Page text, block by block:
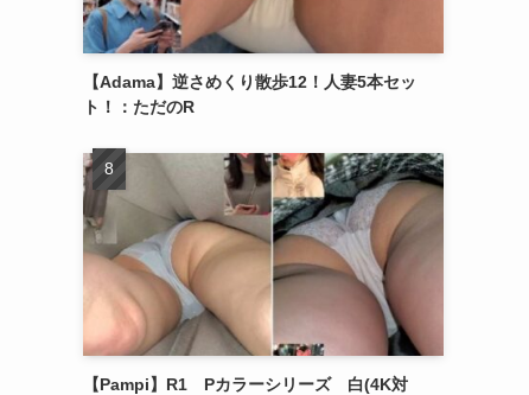
【Adama】逆さめくり散歩12！人妻5本セッ
ト！：ただのR
【Pampi】R1 Pカラーシリーズ 白(4K対